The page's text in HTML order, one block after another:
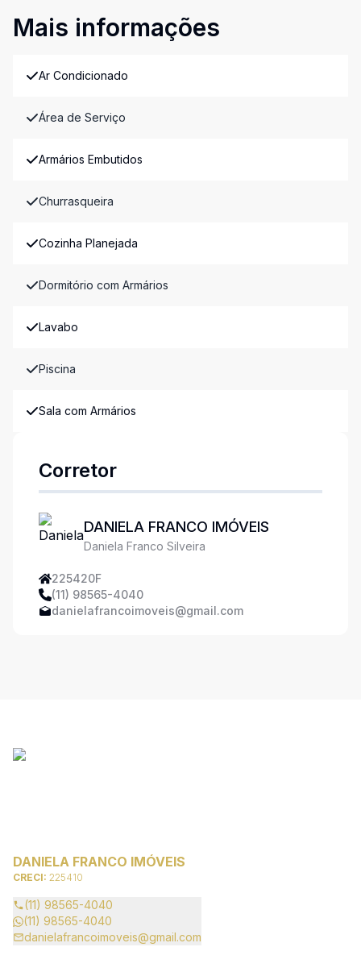
Mais informações
Ar Condicionado
Área de Serviço
Armários Embutidos
Churrasqueira
Cozinha Planejada
Dormitório com Armários
Lavabo
Piscina
Sala com Armários
Corretor
DANIELA FRANCO IMÓVEIS
Daniela Franco Silveira
225420F
(11) 98565-4040
danielafrancoimoveis@gmail.com
DANIELA FRANCO IMÓVEIS
CRECI: 225410
(11) 98565-4040
(11) 98565-4040
danielafrancoimoveis@gmail.com